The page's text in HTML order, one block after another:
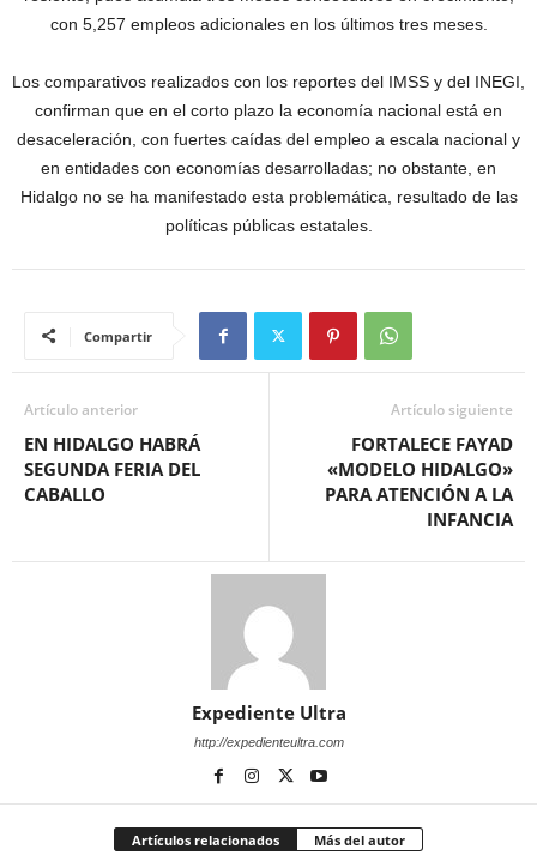
con 5,257 empleos adicionales en los últimos tres meses.
Los comparativos realizados con los reportes del IMSS y del INEGI,
confirman que en el corto plazo la economía nacional está en
desaceleración, con fuertes caídas del empleo a escala nacional y
en entidades con economías desarrolladas; no obstante, en
Hidalgo no se ha manifestado esta problemática, resultado de las
políticas públicas estatales.
Compartir
Artículo anterior
EN HIDALGO HABRÁ
SEGUNDA FERIA DEL
CABALLO
Artículo siguiente
FORTALECE FAYAD
«MODELO HIDALGO»
PARA ATENCIÓN A LA
INFANCIA
Expediente Ultra
http://expedienteultra.com
Artículos relacionados Más del autor